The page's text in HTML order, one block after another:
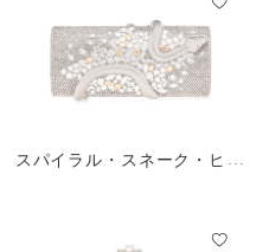
スパイラル・スネーク・ヒプ